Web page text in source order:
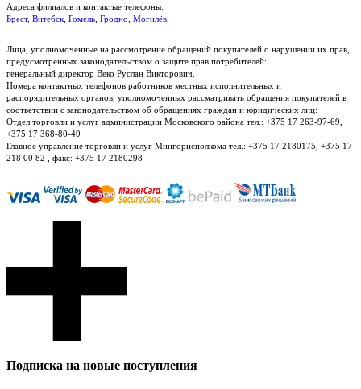
Адреса филиалов и контактые телефоны:
Брест, Витебск Гомель Гродно Могилёв
Лица, уполномоченные на рассмотрение обращений покупателей о нарушении их прав,
предусмотренных законодательством о защите прав потребителей:
генеральный директор Веко Руслан Викторович.
Номера контактных телефонов работников местных исполнительных и
распорядительных органов, уполномоченных рассматривать обращения покупателей в
соответствии с законодательством об обращениях граждан и юридических лиц:
Отдел торговли и услуг администрации Московского района тел.: +375 17 263-97-69,
+375 17 368-80-49
Главное управление торговли и услуг Мингорисполкома тел.: +375 17 2180175, +375 17
218 00 82 , факс: +375 17 2180298
Подписка на новые поступления